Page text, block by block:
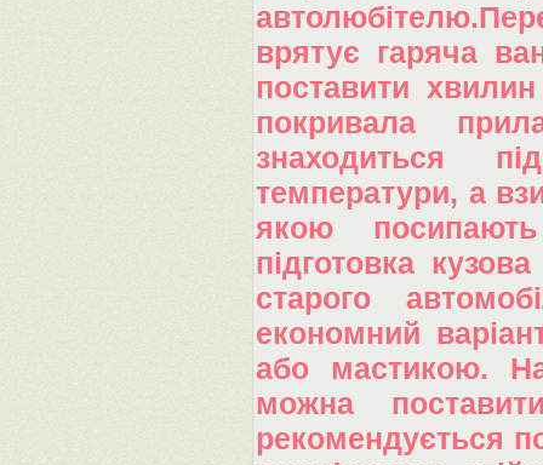
врятує гаряча
поставити
покривала
знаходиться
температури, а
якою
підготовка
старого
економний
або мастикою.
можна
рекомендується